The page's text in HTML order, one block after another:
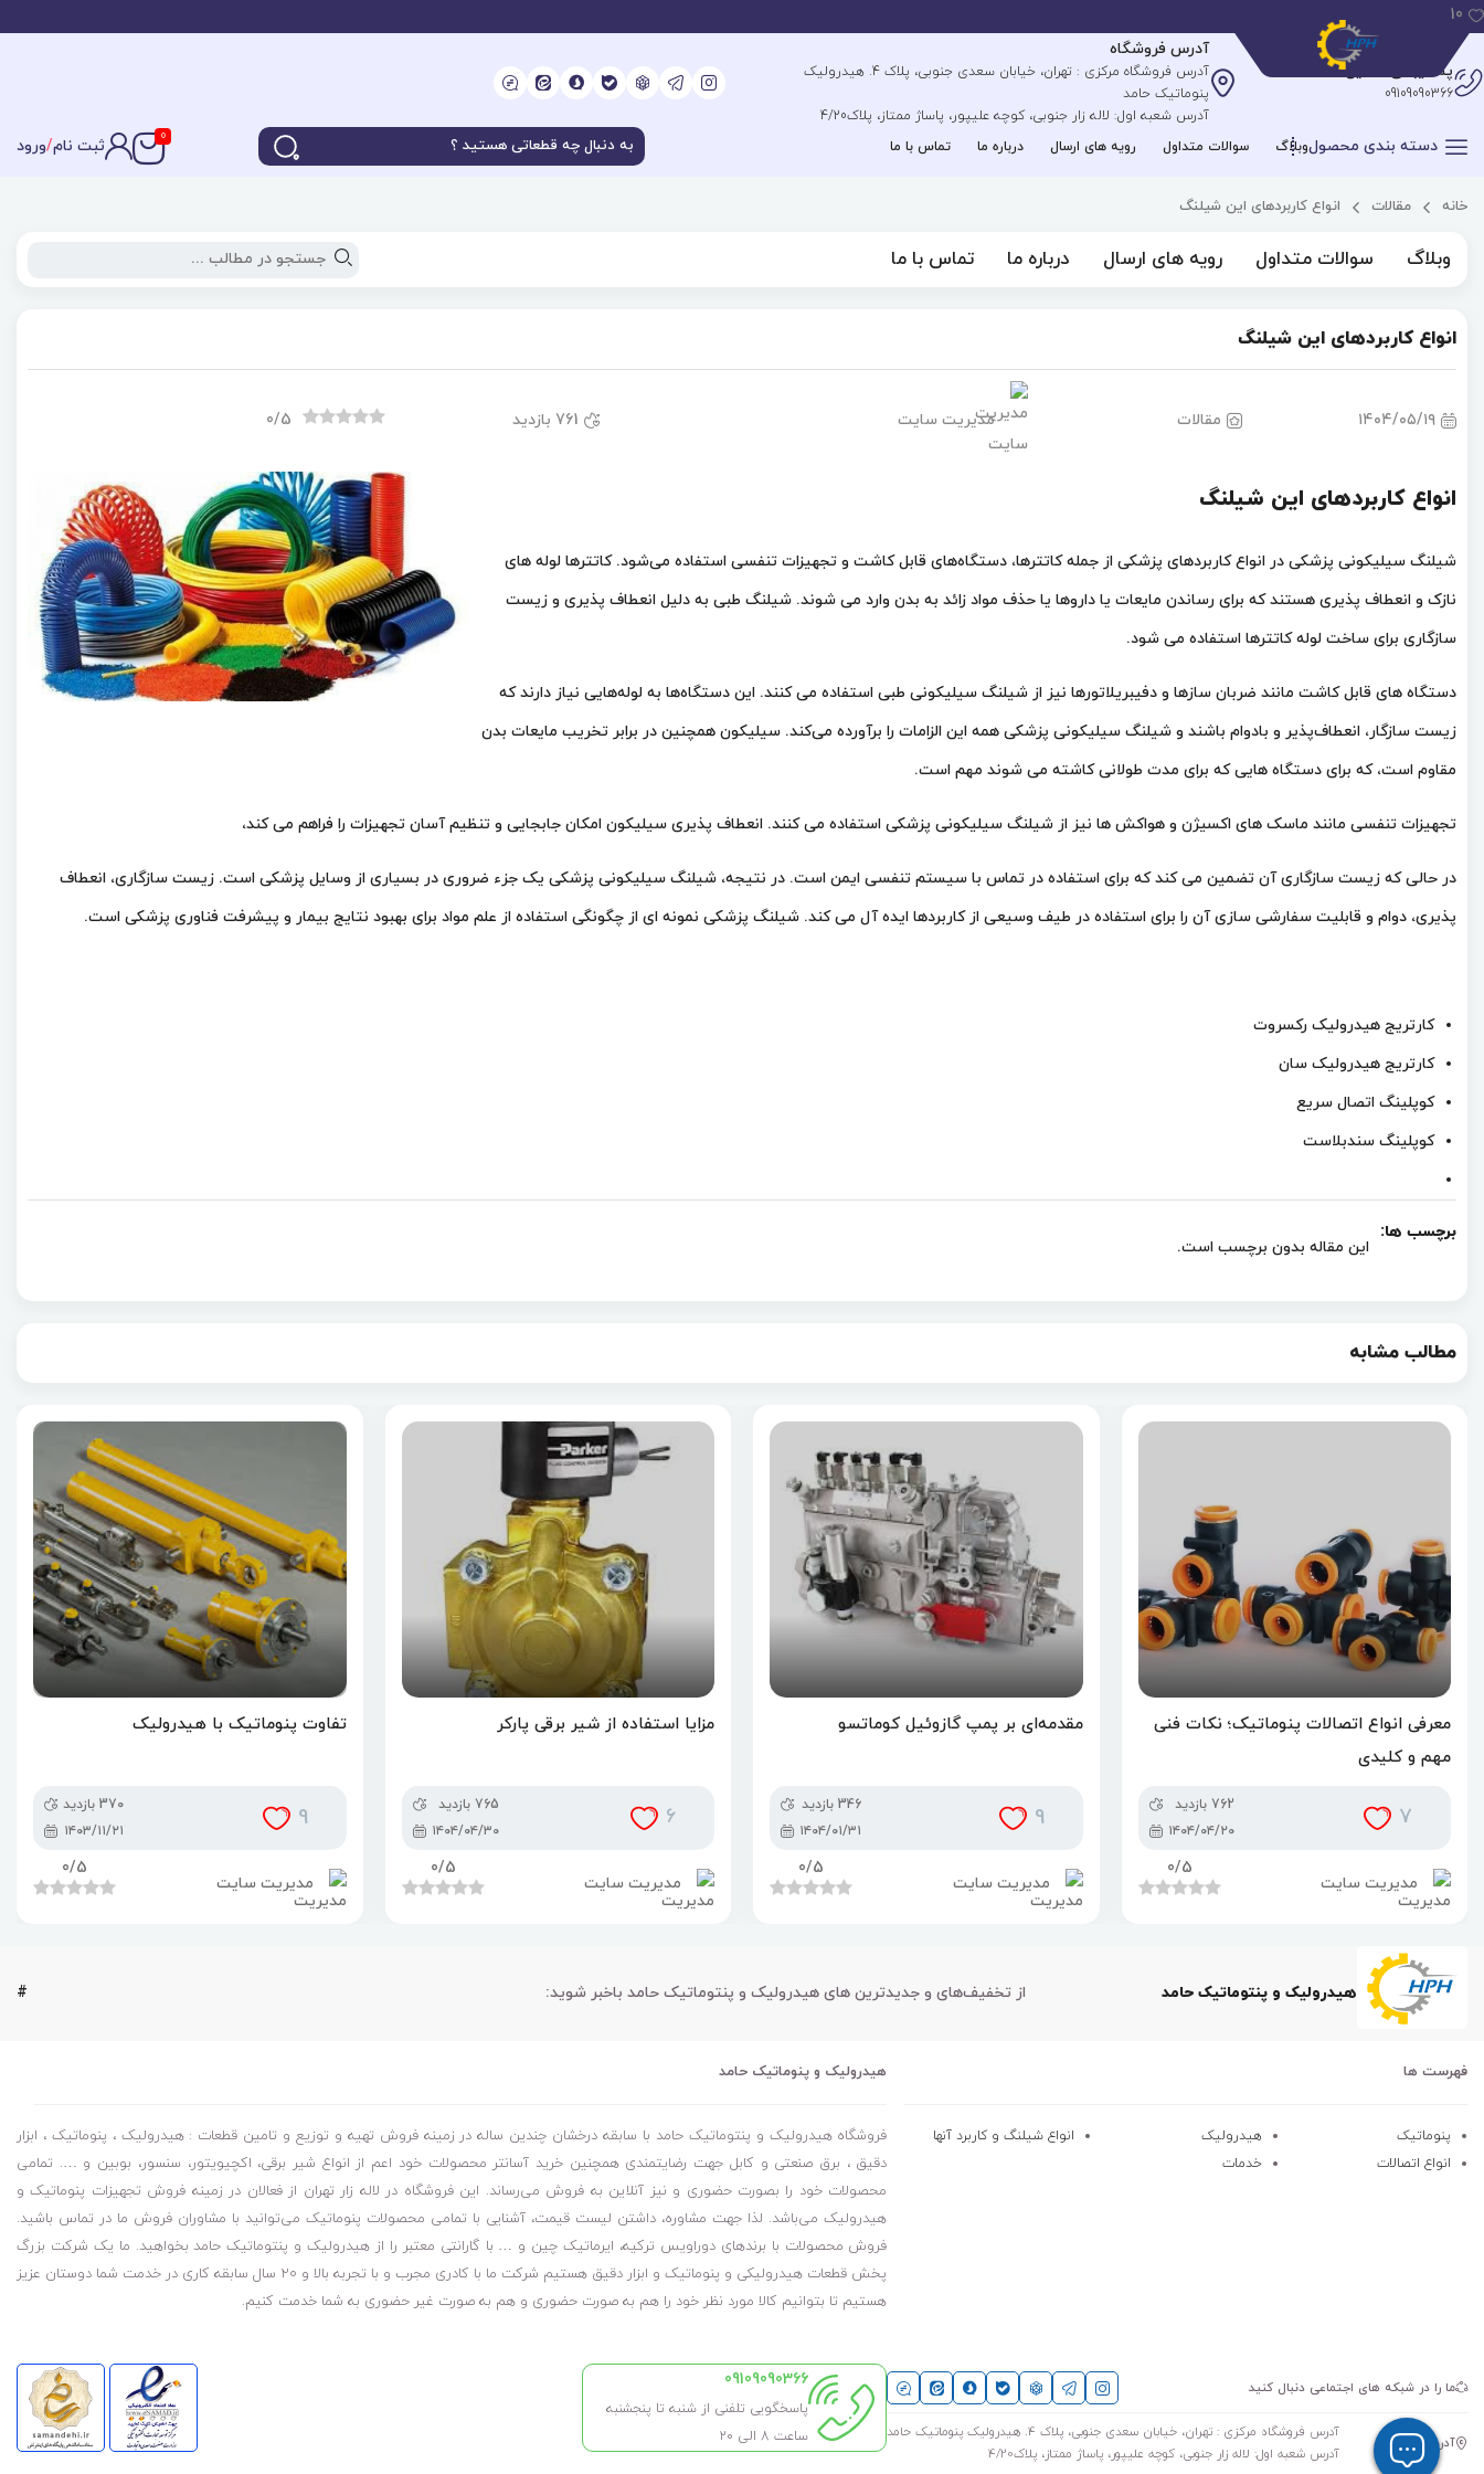
پشتیبانی آنلاین
09109090366
آدرس فروشگاه
آدرس فروشگاه مرکزی : تهران، خیابان سعدی جنوبی، پلاک 4. هیدرولیک
پنوماتیک حامد
آدرس شعبه اول: لاله زار جنوبی، کوچه علیپور، پاساژ ممتاز، پلاک4/20
دسته بندی محصولوبلاگ سوالات متداول رویه های ارسال درباره ما تماس با ما
0 ثبت نام/ورود
خانه مقالات انواع کاربردهای این شیلنگ
وبلاگ سوالات متداول رویه های ارسال درباره ما تماس با ما
انواع کاربردهای این شیلنگ
۱۴۰۴/۰۵/۱۹ مقالات مدیریت سایت
10
761 بازدید 0/5
انواع کاربردهای این شیلنگ
شیلنگ سیلیکونی پزشکی در انواع کاربردهای پزشکی از جمله کاتترها، دستگاه‌های قابل کاشت و تجهیزات تنفسی استفاده می‌شود. کاتترها لوله های
نازک و انعطاف پذیری هستند که برای رساندن مایعات یا داروها یا حذف مواد زائد به بدن وارد می شوند. شیلنگ طبی به دلیل انعطاف پذیری و زیست
سازگاری برای ساخت لوله کاتترها استفاده می شود.
دستگاه های قابل کاشت مانند ضربان سازها و دفیبریلاتورها نیز از شیلنگ سیلیکونی طبی استفاده می کنند. این دستگاه‌ها به لوله‌هایی نیاز دارند که
زیست سازگار، انعطاف‌پذیر و بادوام باشند و شیلنگ سیلیکونی پزشکی همه این الزامات را برآورده می‌کند. سیلیکون همچنین در برابر تخریب مایعات بدن
مقاوم است، که برای دستگاه هایی که برای مدت طولانی کاشته می شوند مهم است.
تجهیزات تنفسی مانند ماسک های اکسیژن و هواکش ها نیز از شیلنگ سیلیکونی پزشکی استفاده می کنند. انعطاف پذیری سیلیکون امکان جابجایی و تنظیم آسان تجهیزات را فراهم می کند،
در حالی که زیست سازگاری آن تضمین می کند که برای استفاده در تماس با سیستم تنفسی ایمن است. در نتیجه، شیلنگ سیلیکونی پزشکی یک جزء ضروری در بسیاری از وسایل پزشکی است. زیست سازگاری، انعطاف
پذیری، دوام و قابلیت سفارشی سازی آن را برای استفاده در طیف وسیعی از کاربردها ایده آل می کند. شیلنگ پزشکی نمونه ای از چگونگی استفاده از علم مواد برای بهبود نتایج بیمار و پیشرفت فناوری پزشکی است.
کارتریج هیدرولیک رکسروت
کارتریج هیدرولیک سان
کوپلینگ اتصال سریع
کوپلینگ سندبلاست
برچسب ها:
این مقاله بدون برچسب است.
مطالب مشابه
معرفی انواع اتصالات پنوماتیک؛ نکات فنی
مهم و کلیدی
7
762 بازدید
۱۴۰۴/۰۴/۲۰
مدیریت سایت
0/5
مقدمه‌ای بر پمپ گازوئیل کوماتسو
9
346 بازدید
۱۴۰۴/۰۱/۳۱
مدیریت سایت
0/5
مزایا استفاده از شیر برقی پارکر
6
765 بازدید
۱۴۰۴/۰۴/۳۰
مدیریت سایت
0/5
تفاوت پنوماتیک با هیدرولیک
9
370 بازدید
۱۴۰۳/۱۱/۲۱
مدیریت سایت
0/5
هیدرولیک و پنتوماتیک حامد از تخفیف‌های و جدیدترین های هیدرولیک و پنتوماتیک حامد باخبر شوید: #
فهرست ها
پنوماتیک هیدرولیک
انواع شیلنگ و کاربرد آنها
انواع اتصالات
خدمات
هیدرولیک و پنوماتیک حامد
فروشگاه هیدرولیک و پنتوماتیک حامد با سابقه درخشان چندین ساله در زمینه فروش تهیه و توزیع و تامین قطعات : هیدرولیک ، پنوماتیک ، ابزار
دقیق ، برق صنعتی و کابل جهت رضایتمندی همچنین خرید آسانتر محصولات خود اعم از انواع شیر برقی، اکچیویتور، سنسور، بوبین و …. تمامی
محصولات خود را بصورت حضوری و نیز آنلاین به فروش می‌رساند. این فروشگاه در لاله زار تهران از فعالان در زمینه فروش تجهیزات پنوماتیک و
هیدرولیک می‌باشد. لذا جهت مشاوره، داشتن لیست قیمت، آشنایی با تمامی محصولات پنوماتیک می‌توانید با مشاوران فروش ما در تماس باشید.
فروش محصولات با برندهای دوراویس ترکیه، ایرماتیک چین و … با گارانتی معتبر را از هیدرولیک و پنتوماتیک حامد بخواهید. ما یک شرکت بزرگ
پخش قطعات هیدرولیکی و پنوماتیک و ابزار دقیق هستیم شرکت ما با کادری مجرب و با تجربه بالا و ۲۰ سال سابقه کاری در خدمت شما دوستان عزیز
هستیم تا بتوانیم کالا مورد نظر خود را هم به صورت حضوری و هم به صورت غیر حضوری به شما خدمت کنیم.
ما را در شبکه های اجتماعی دنبال کنید
آدرس
آدرس فروشگاه مرکزی : تهران، خیابان سعدی جنوبی، پلاک 4. هیدرولیک پنوماتیک حامد
آدرس شعبه اول: لاله زار جنوبی، کوچه علیپور، پاساژ ممتاز، پلاک4/20
09109090366
پاسخگویی تلفنی از شنبه تا پنجشنبه
ساعت 8 الی ۲۰